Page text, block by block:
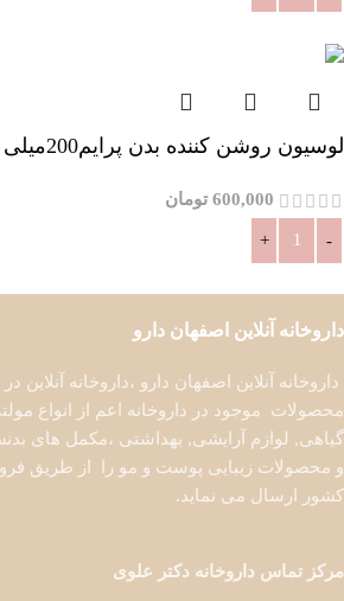
لوسیون روشن کننده بدن پرایم200میلی
600,000 تومان
داروخانه آنلاین اصفهان دارو
داروخانه آنلاین اصفهان دارو ،داروخانه
محصولات موجود در داروخانه اعم از انواع
گیاهی, لوازم آرایشی, بهداشتی ،مکمل های
و محصولات زیبایی پوست و مو را از طریق
کشور ارسال می نماید.
مرکز تماس داروخانه دکتر علوی